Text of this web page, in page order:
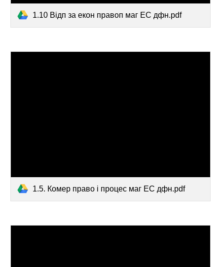
1.10 Відп за екон правоп маг ЕС дфн.pdf
1.5. Комер право і процес маг ЕС дфн.pdf